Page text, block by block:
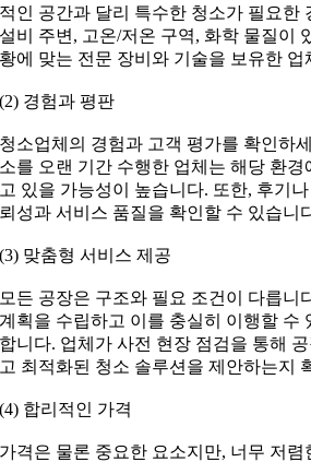
적인 공간과 달리 특수한 청소가 필요한
설비 주변, 고온/저온 구역, 화학 물질이
황에 맞는 전문 장비와 기술을 보유한 업
(2) 경험과 평판
청소업체의 경험과 고객 평가를 확인하
소를 오랜 기간 수행한 업체는 해당 환경
고 있을 가능성이 높습니다. 또한, 후기
뢰성과 서비스 품질을 확인할 수 있습니
(3) 맞춤형 서비스 제공
모든 공장은 구조와 필요 조건이 다릅니
계획을 수립하고 이를 충실히 이행할 수
합니다. 업체가 사전 현장 점검을 통해
고 최적화된 청소 솔루션을 제안하는지
(4) 합리적인 가격
가격은 물론 중요한 요소지만, 너무 저렴